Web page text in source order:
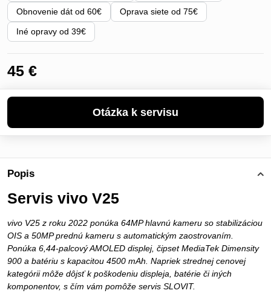
Obnovenie dát od 60€ Oprava siete od 75€
Iné opravy od 39€
45 €
Popis
Servis vivo V25
vivo V25 z roku 2022 ponúka 64MP hlavnú kameru so stabilizáciou
OIS a 50MP prednú kameru s automatickým zaostrovaním.
Ponúka 6,44-palcový AMOLED displej, čipset MediaTek Dimensity
900 a batériu s kapacitou 4500 mAh. Napriek strednej cenovej
kategórii môže dôjsť k poškodeniu displeja, batérie či iných
komponentov, s čím vám pomôže servis SLOVIT.